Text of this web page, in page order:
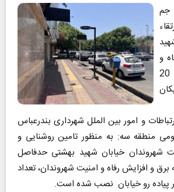
و
امنیت شهروندان، 20
و امور بین الملل شهرداری بندرعباس
منطقه سه: به منظور تامین روشنایی و
شهروندان خیابان شهید بهشتی حدفاصل
برق و افزایش رفاه و امنیت شهروندان، تعداد